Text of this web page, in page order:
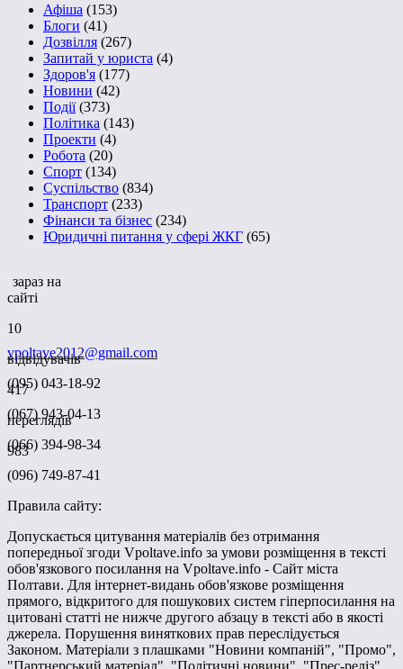
Афіша (153)
Блоги (41)
Дозвілля (267)
Запитай у юриста (4)
Здоров'я (177)
Новини (42)
Події(373)
Політика (143)
Проекти (4)
Робота (20)
Спорт (134)
Суспільство (834)
Транспорт (233)
Фінанси та бізнес (234)
Юридичні питання у сфері ЖКГ (65)
зараз на
сайті
10
відвідувачів
417
переглядів
983
vpoltave2012@gmail.com
(095) 043-18-92
(067) 943-04-13
(066) 394-98-34
(096) 749-87-41
Правила сайту:
Допускається цитування матеріалів без отримання
попередньої згоди Vpoltave.info за умови розміщення в тексті
обов'язкового посилання на Vpoltave.info - Сайт міста
Полтави. Для інтернет-видань обов'язкове розміщення
прямого, відкритого для пошукових систем гіперпосилання на
цитовані статті не нижче другого абзацу в тексті або в якості
джерела. Порушення виняткових прав переслідується
Законом. Матеріали з плашками "Новини компаній", "Промо",
"Партнерський матеріал", "Політичні новини", "Прес-реліз"